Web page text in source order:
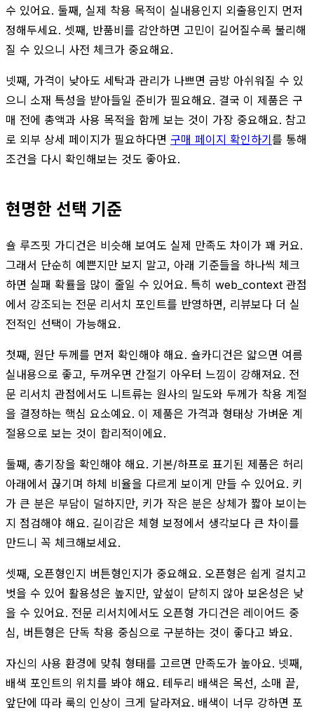
수 있어요. 둘째, 실제 착용 목적이 실내용인지 외출용인지 먼저
정해두세요. 셋째, 반품비를 감안하면 고민이 길어질수록 불리해
질 수 있으니 사전 체크가 중요해요.
넷째, 가격이 낮아도 세탁과 관리가 나쁘면 금방 아쉬워질 수 있
으니 소재 특성을 받아들일 준비가 필요해요. 결국 이 제품은 구
매 전에 총액과 사용 목적을 함께 보는 것이 가장 중요해요. 참고
로 외부 상세 페이지가 필요하다면 구매 페이지 확인하기를 통해
조건을 다시 확인해보는 것도 좋아요.
현명한 선택 기준
숄 루즈핏 가디건은 비슷해 보여도 실제 만족도 차이가 꽤 커요.
그래서 단순히 예쁜지만 보지 말고, 아래 기준들을 하나씩 체크
하면 실패 확률을 많이 줄일 수 있어요. 특히 web_context 관점
에서 강조되는 전문 리서치 포인트를 반영하면, 리뷰보다 더 실
전적인 선택이 가능해요.
첫째, 원단 두께를 먼저 확인해야 해요. 숄카디건은 얇으면 여름
실내용으로 좋고, 두꺼우면 간절기 아우터 느낌이 강해져요. 전
문 리서치 관점에서도 니트류는 원사의 밀도와 두께가 착용 계절
을 결정하는 핵심 요소예요. 이 제품은 가격과 형태상 가벼운 계
절용으로 보는 것이 합리적이에요.
둘째, 총기장을 확인해야 해요. 기본/하프로 표기된 제품은 허리
아래에서 끊기며 하체 비율을 다르게 보이게 만들 수 있어요. 키
가 큰 분은 부담이 덜하지만, 키가 작은 분은 상체가 짧아 보이는
지 점검해야 해요. 길이감은 체형 보정에서 생각보다 큰 차이를
만드니 꼭 체크해보세요.
셋째, 오픈형인지 버튼형인지가 중요해요. 오픈형은 쉽게 걸치고
벗을 수 있어 활용성은 높지만, 앞섶이 닫히지 않아 보온성은 낮
을 수 있어요. 전문 리서치에서도 오픈형 가디건은 레이어드 중
심, 버튼형은 단독 착용 중심으로 구분하는 것이 좋다고 봐요.
자신의 사용 환경에 맞춰 형태를 고르면 만족도가 높아요. 넷째,
배색 포인트의 위치를 봐야 해요. 테두리 배색은 목선, 소매 끝,
앞단에 따라 룩의 인상이 크게 달라져요. 배색이 너무 강하면 포